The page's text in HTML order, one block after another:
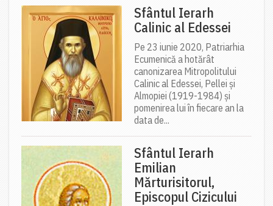
Sfântul Ierarh
Calinic al Edessei
Pe 23 iunie 2020, Patriarhia
Ecumenică a hotărât
canonizarea Mitropolitului
Calinic al Edessei, Pellei și
Almopiei (1919-1984) și
pomenirea lui în fiecare an la
data de...
Sfântul Ierarh
Emilian
Mărturisitorul,
Episcopul Cizicului